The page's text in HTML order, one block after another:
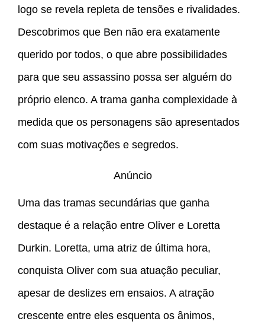
logo se revela repleta de tensões e rivalidades.
Descobrimos que Ben não era exatamente
querido por todos, o que abre possibilidades
para que seu assassino possa ser alguém do
próprio elenco. A trama ganha complexidade à
medida que os personagens são apresentados
com suas motivações e segredos.
Anúncio
Uma das tramas secundárias que ganha
destaque é a relação entre Oliver e Loretta
Durkin. Loretta, uma atriz de última hora,
conquista Oliver com sua atuação peculiar,
apesar de deslizes em ensaios. A atração
crescente entre eles esquenta os ânimos,